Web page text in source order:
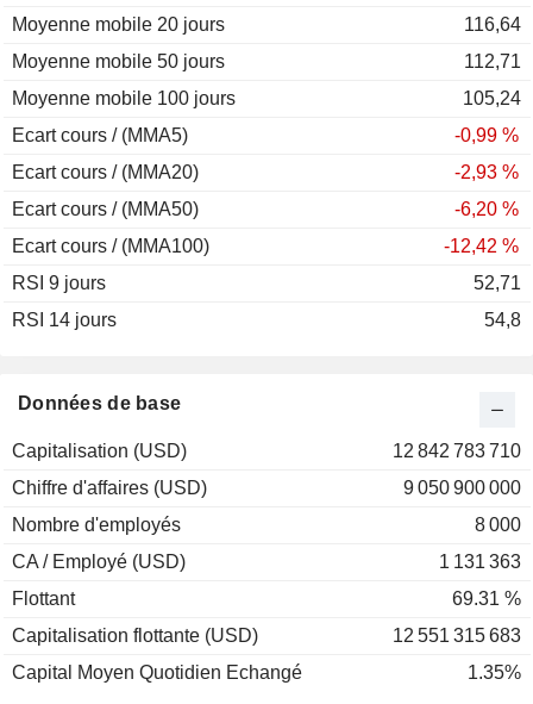
Données de base
Capitalisation (USD)
12 842 783 710
Chiffre d'affaires (USD)
9 050 900 000
Nombre d'employés
8 000
CA / Employé (USD)
1 131 363
Flottant
69.31 %
Capitalisation flottante (USD)
12 551 315 683
Capital Moyen Quotidien Echangé
1.35%
Moyenne mobile 20 jours
116,64
Moyenne mobile 50 jours
112,71
Moyenne mobile 100 jours
105,24
Ecart cours / (MMA5)
-0,99 %
Ecart cours / (MMA20)
-2,93 %
Ecart cours / (MMA50)
-6,20 %
Ecart cours / (MMA100)
-12,42 %
RSI 9 jours
52,71
RSI 14 jours
54,8
2010
+6,32 %
2009
+42,41 %
2008
-15,71 %
2007
2006
2005
2004
2003
2002
2000
1998
1993
-31,94 %
1992